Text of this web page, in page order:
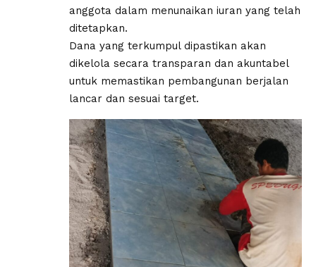
anggota dalam menunaikan iuran yang telah
ditetapkan.
Dana yang terkumpul dipastikan akan
dikelola secara transparan dan akuntabel
untuk memastikan pembangunan berjalan
lancar dan sesuai target.